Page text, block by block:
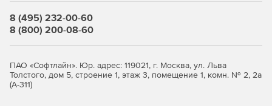
документов (состав изысканий, состав проектной
документации, ведомость комплектов рабочих
Инструменты формирования отчетов по
8 (495) 232-00-60
8 (800) 200-08-60
ПАО «Софтлайн». Юр. адрес: 119021, г. Москва, ул. Льва
Толстого, дом 5, строение 1, этаж 3, помещение 1, комн. № 2, 2а
(А-311)